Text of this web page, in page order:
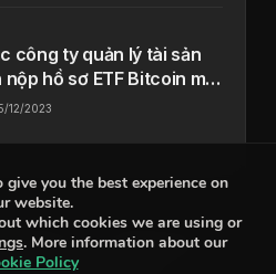
công ty quản lý tài sản
nộp hồ sơ ETF Bitcoin mới
SEC
12/2023
Policy
Terms Of Use
gì Ethereum là gì
you the best experience on
website.
which cookies we are using or
. More information about our
Policy